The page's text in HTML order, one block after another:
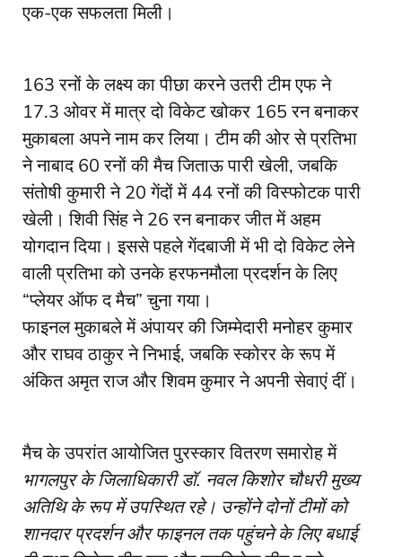
एक-एक सफलता मिली।
163 रनों के लक्ष्य का पीछा करने उतरी टीम एफ ने
17.3 ओवर में मात्र दो विकेट खोकर 165 रन बनाकर
मुकाबला अपने नाम कर लिया। टीम की ओर से प्रतिभा
ने नाबाद 60 रनों की मैच जिताऊ पारी खेली, जबकि
संतोषी कुमारी ने 20 गेंदों में 44 रनों की विस्फोटक पारी
खेली। शिवी सिंह ने 26 रन बनाकर जीत में अहम
योगदान दिया। इससे पहले गेंदबाजी में भी दो विकेट लेने
वाली प्रतिभा को उनके हरफनमौला प्रदर्शन के लिए
“प्लेयर ऑफ द मैच” चुना गया।
फाइनल मुकाबले में अंपायर की जिम्मेदारी मनोहर कुमार
और राघव ठाकुर ने निभाई, जबकि स्कोरर के रूप में
अंकित अमृत राज और शिवम कुमार ने अपनी सेवाएं दीं।
मैच के उपरांत आयोजित पुरस्कार वितरण समारोह में
भागलपुर के जिलाधिकारी डॉ. नवल किशोर चौधरी मुख्य
अतिथि के रूप में उपस्थित रहे। उन्होंने दोनों टीमों को
शानदार प्रदर्शन और फाइनल तक पहुंचने के लिए बधाई